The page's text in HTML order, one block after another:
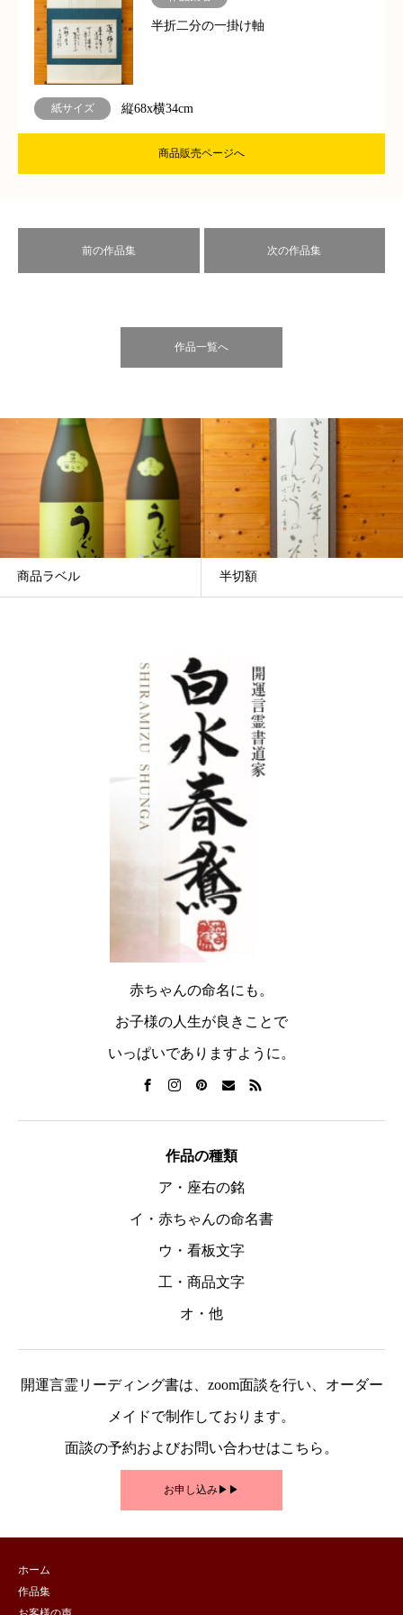
半折二分の一掛け軸
紙サイズ 縦68x横34cm
商品販売ページへ
前の作品集 次の作品集
作品一覧へ
商品ラベル 半切額
赤ちゃんの命名にも。
お子様の人生が良きことで
いっぱいでありますように。
作品の種類
ア・座右の銘
イ・赤ちゃんの命名書
ウ・看板文字
工・商品文字
オ・他
開運言霊リーディング書は、zoom面談を行い、オーダー
メイドで制作しております。
面談の予約およびお問い合わせはこちら。
お申し込み▶︎▶︎
ホーム
作品集